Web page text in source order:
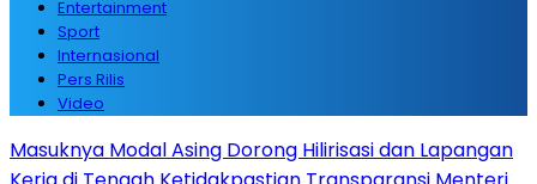
Entertainment
Sport
Internasional
Pers Rilis
Video
Masuknya Modal Asing Dorong Hilirisasi dan Lapangan